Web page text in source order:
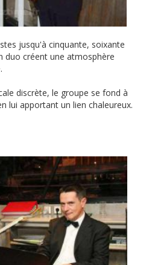
jusqu'à cinquante, soixante
duo créent une atmosphère
discrète, le groupe se fond à
lui apportant un lien chaleureux.